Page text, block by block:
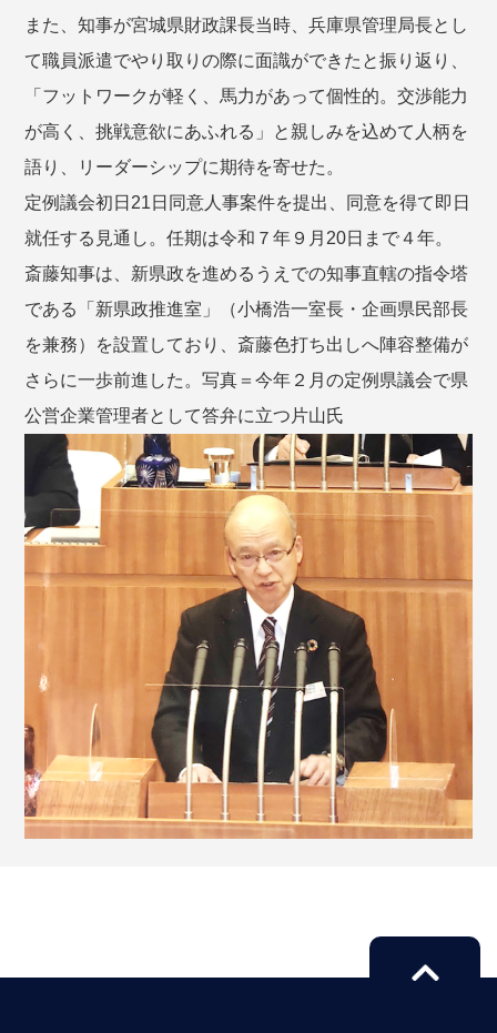
また、知事が宮城県財政課長当時、兵庫県管理局長とし
て職員派遣でやり取りの際に面識ができたと振り返り、
「フットワークが軽く、馬力があって個性的。交渉能力
が高く、挑戦意欲にあふれる」と親しみを込めて人柄を
語り、リーダーシップに期待を寄せた。
定例議会初日21日同意人事案件を提出、同意を得て即日
就任する見通し。任期は令和７年９月20日まで４年。
斎藤知事は、新県政を進めるうえでの知事直轄の指令塔
である「新県政推進室」（小橋浩一室長・企画県民部長
を兼務）を設置しており、斎藤色打ち出しへ陣容整備が
さらに一歩前進した。写真＝今年２月の定例県議会で県
公営企業管理者として答弁に立つ片山氏